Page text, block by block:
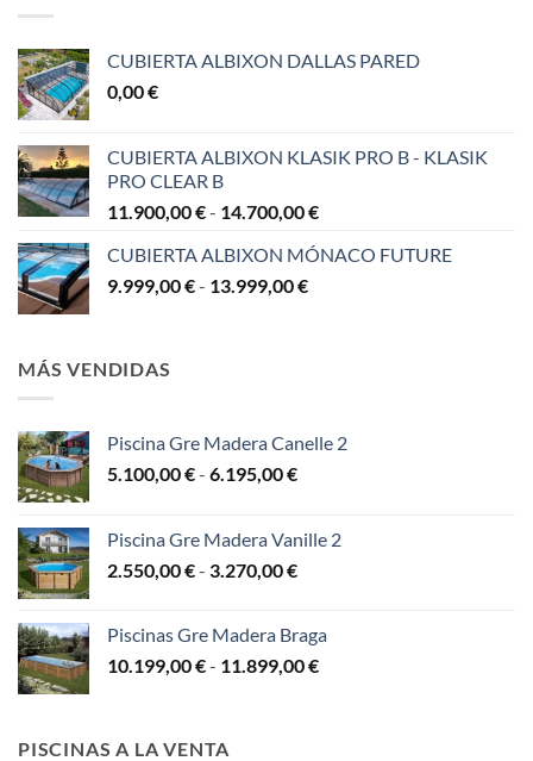
CUBIERTA ALBIXON DALLAS PARED
0,00€
CUBIERTA ALBIXON KLASIK PRO B - KLASIK
PRO CLEAR B
11.900,00€- 14.700,00€Rango
precios:
CUBIERTA ALBIXON MÓNACO FUTURE
9.999,00€- 13.999,00€Rango
13.999,00 €
MÁS VENDIDAS
Piscina Gre Madera Canelle 2
5.100,00€- 6.195,00€Rango
desde
5.100,00 €
Piscina Gre Madera Vanille 2
2.550,00€- 3.270,00€Rango
desde
2.550,00 €
Piscinas Gre Madera Braga
10.199,00€- 11.899,00€Rango
PISCINAS A LA VENTA